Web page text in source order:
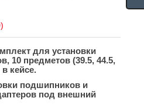
для установки
10 предметов (39.5, 44.5,
в кейсе.
подшипников и
под внешний